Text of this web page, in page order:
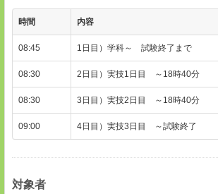
時間 内容
08:45 1日目）学科～ 試験終了まで
08:30 2日目）実技1日目 ～18時40分
08:30 3日目）実技2日目 ～18時40分
09:00 4日目）実技3日目 ～試験終了
対象者